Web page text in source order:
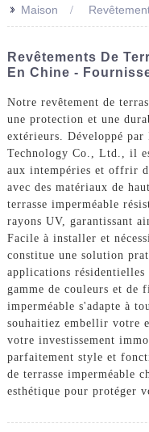
>> Maison
Revêtements De
En Chine -
Notre revêtement de
une protection et une
extérieurs. Développé
Technology Co., Ltd., il
aux intempéries et offrir
avec des matériaux de
terrasse imperméable
rayons UV, garantissant
Facile à installer et
constitue une solution
applications résidentielles
gamme de couleurs et de
imperméable s'adapte à
souhaitiez embellir votre
votre investissement
parfaitement style et
de terrasse imperméable
esthétique pour protéger